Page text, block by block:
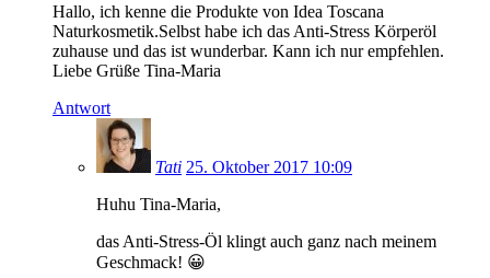
Hallo, ich kenne die Produkte von Idea Toscana
Naturkosmetik.Selbst habe ich das Anti-Stress Körperöl
zuhause und das ist wunderbar. Kann ich nur empfehlen.
Liebe Grüße Tina-Maria
Antwort
Tati 25. Oktober 2017 10:09
Huhu Tina-Maria,
das Anti-Stress-Öl klingt auch ganz nach meinem
Geschmack! 😀